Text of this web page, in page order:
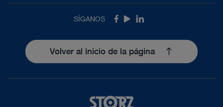
SÍGANOS Facebook
YoutubeLinkedIn
Volver al inicio de la página